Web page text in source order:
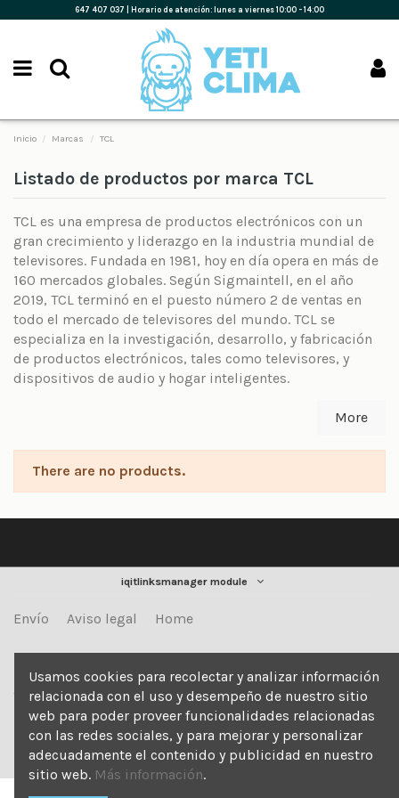
647 407 037 | Horario de atención: unes a viernes 10:00 - 14:00
Inicio Marcas TCL
Listado de productos por marca TCL
TCL es una empresa de productos electrónicos con un
gran crecimiento y liderazgo en la industria mundial de
televisores. Fundada en 1981, hoy en día opera en más de
160 mercados globales. Según Sigmaintell, en el año
2019, TCL terminó en el puesto número 2 de ventas en
todo el mercado de televisores del mundo. TCL se
especializa en la investigación, desarrollo, y fabricación
de productos electrónicos, tales como televisores, y
dispositivos de audio y hogar inteligentes.
More
There are no products.
iqitlinksmanager module
Envío Aviso legal Home
YETICLIMA
Passatge d'en Sagristà 14, 08029 Barcelona
+34 647 407 037
alex@yeticlima.com
Usamos cookies para recolectar y analizar información
relacionada con el uso y desempeño de nuestro sitio
web para poder proveer funcionalidades relacionadas
con las redes sociales, y para mejorar y personalizar
adecuadamente el contenido y publicidad en nuestro
sitio web. Más información.